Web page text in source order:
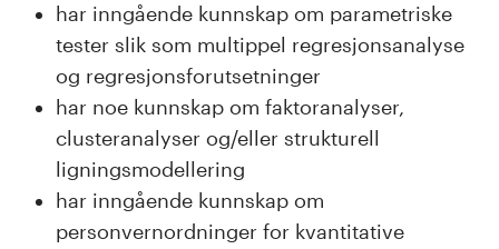
har inngående kunnskap om parametriske
tester slik som multippel regresjonsanalyse
og regresjonsforutsetninger
har noe kunnskap om faktoranalyser,
clusteranalyser og/eller strukturell
ligningsmodellering
har inngående kunnskap om
personvernordninger for kvantitative